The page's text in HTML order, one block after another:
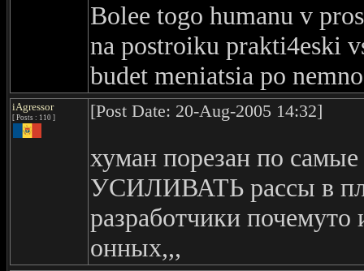
Bolee togo humanu v
na postroiku prakti4eski
budet meniatsia po
iAgressor
[ Posts : 110 ] [Post Date: 20-Aug-2005 14:32]
хуман порезан по
УСИЛИВАТЬ рассы в
разработчики
онных,,,